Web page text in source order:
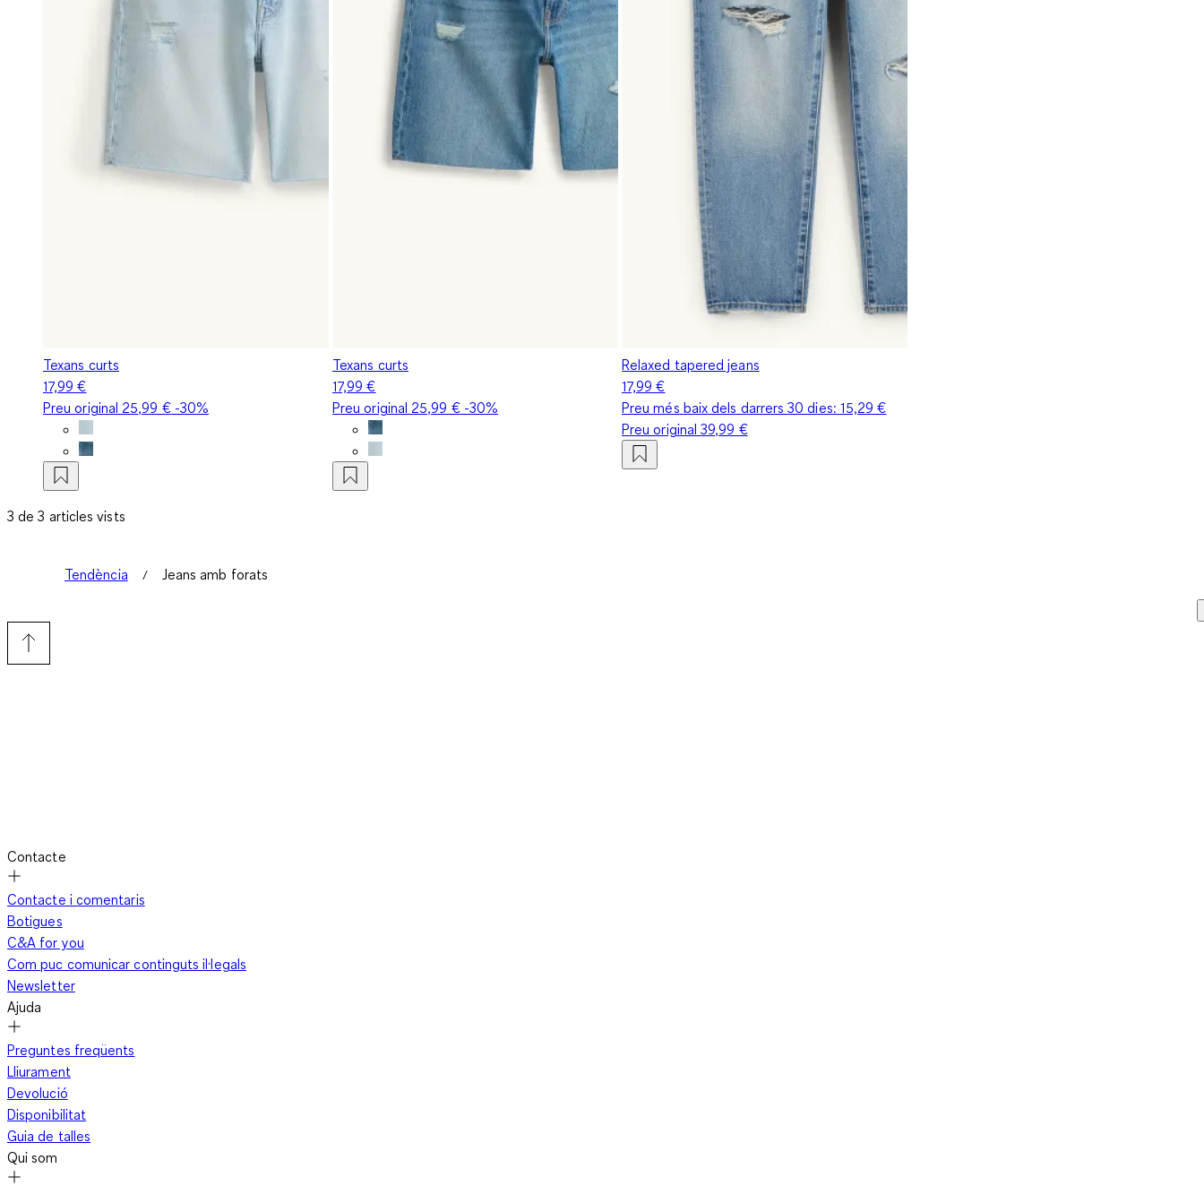
Texans curts
17,99 €
Preu original 25,99 €-30%
Texans curts
17,99 €
Preu original 25,99 €-30%
Relaxed tapered jeans
17,99 €
Preu més baix dels darrers 30 dies: 15,29 €
Preu original39,99 €
3 de 3 articles vists
Tendència Jeans amb forats
Contacte
Contacte i comentaris
Botigues
C&A for you
Com puc comunicar continguts il·legals
Newsletter
Ajuda
Preguntes freqüents
Lliurament
Devolució
Disponibilitat
Guia de talles
Qui som